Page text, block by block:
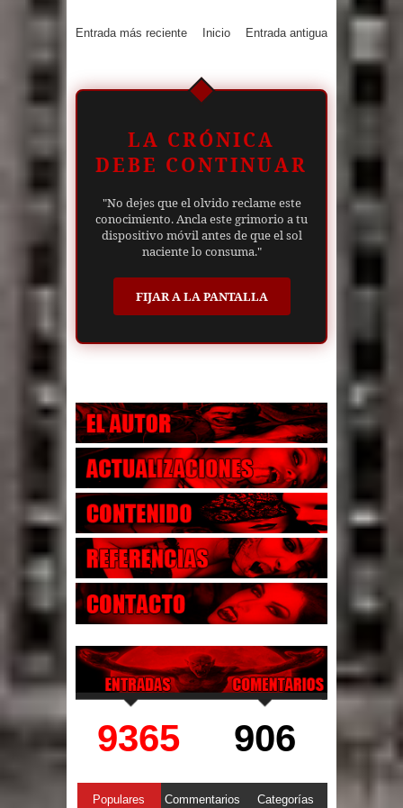
Entrada más reciente Entrada antigua
Inicio
LA CRÓNICA
DEBE CONTINUAR
"No dejes que el olvido reclame este
conocimiento. Ancla este grimorio a tu
dispositivo móvil antes de que el sol
naciente lo consuma."
FIJAR A LA PANTALLA
9365 906
Populares Commentarios Categorías